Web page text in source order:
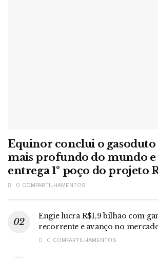
Equinor conclui o gasoduto
mais profundo do mundo e
entrega 1º poço do projeto
0 COMPARTILHAMENTOS
Engie lucra R$1,9 bilhão com
recorrente e avanço no
0 COMPARTILHAMENTOS